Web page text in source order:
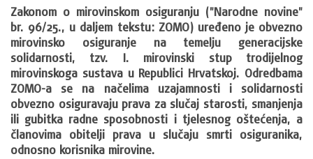
Zakonom o mirovinskom osiguranju ("Narodne novine"
br. 96/25., u daljem tekstu: ZOMO) uređeno je obvezno
mirovinsko osiguranje na temelju generacijske
solidarnosti, tzv. I. mirovinski stup trodijelnog
mirovinskoga sustava u Republici Hrvatskoj. Odredbama
ZOMO-a se na načelima uzajamnosti i solidarnosti
obvezno osiguravaju prava za slučaj starosti, smanjenja
ili gubitka radne sposobnosti i tjelesnog oštećenja, a
članovima obitelji prava u slučaju smrti osiguranika,
odnosno korisnika mirovine.